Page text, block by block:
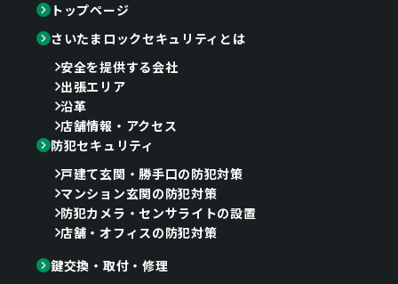
トップページ
さいたまロックセキュリティとは
安全を提供する会社
出張エリア
沿革
店舗情報・アクセス
防犯セキュリティ
戸建て玄関・勝手口の防犯対策
マンション玄関の防犯対策
防犯カメラ・センサライトの設置
店舗・オフィスの防犯対策
鍵交換・取付・修理